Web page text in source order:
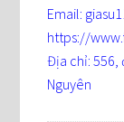
Email:
https://
Địa chỉ: 556,
Nguyên